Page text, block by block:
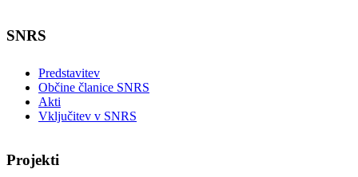
SNRS
Predstavitev
Občine članice SNRS
Akti
Vključitev v SNRS
Projekti